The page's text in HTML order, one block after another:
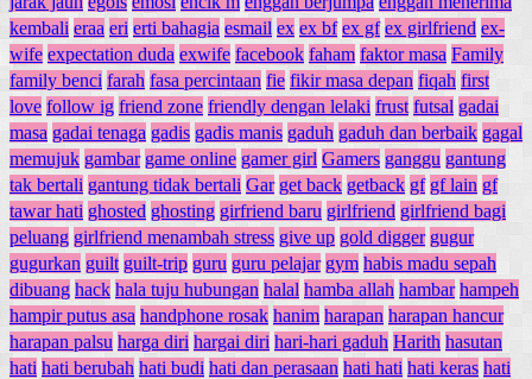
kembali eraa eri erti bahagia esmail ex ex bf ex gf ex girlfriend ex-
wife expectation duda exwife facebook faham faktor masa Family
family benci farah fasa percintaan fie fikir masa depan fiqah first
love follow ig friend zone friendly dengan lelaki frust futsal gadai
masa gadai tenaga gadis gadis manis gaduh gaduh dan berbaik gagal
memujuk gambar game online gamer girl Gamers ganggu gantung
tak bertali gantung tidak bertali Gar get back getback gf gf lain gf
tawar hati ghosted ghosting girfriend baru girlfriend girlfriend bagi
peluang girlfriend menambah stress give up gold digger gugur
gugurkan guilt guilt-trip guru guru pelajar gym habis madu sepah
dibuang hack hala tuju hubungan halal hamba allah hambar hampeh
hampir putus asa handphone rosak hanim harapan harapan hancur
harapan palsu harga diri hargai diri hari-hari gaduh Harith hasutan
hati hati berubah hati budi hati dan perasaan hati hati hati keras hati